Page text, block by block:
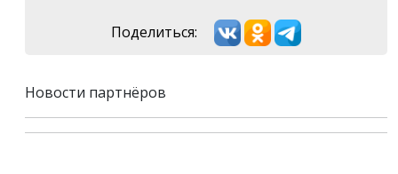
Поделиться:
Новости партнёров